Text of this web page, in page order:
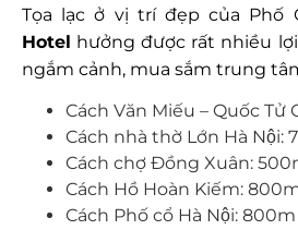
Tọa lạc ở vị trí đẹp của Phố
Hotel hưởng được rất nhiều
ngắm cảnh, mua sắm trung
Cách Văn Miếu – Quốc Tử
Cách nhà thờ Lớn Hà Nội:
Cách chợ Đồng Xuân:
Cách Hồ Hoàn Kiếm:
Cách Phố cổ Hà Nội: 800m